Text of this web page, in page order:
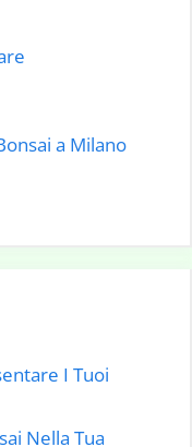
a Milano
I Tuoi
Nella Tua